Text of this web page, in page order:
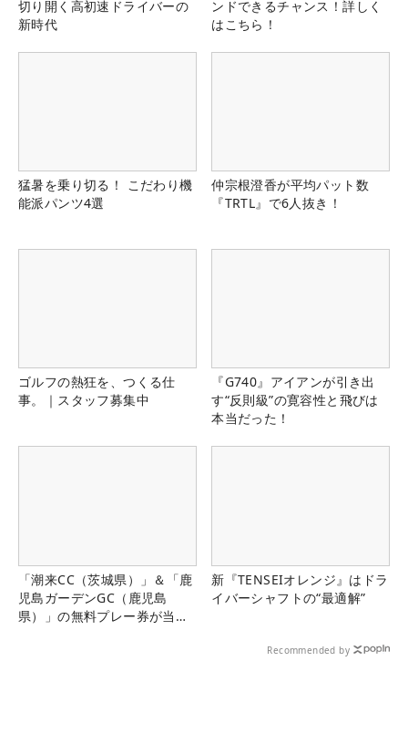
切り開く高初速ドライバーの
新時代
ンドできるチャンス！詳しく
はこちら！
猛暑を乗り切る！ こだわり機
能派パンツ4選
仲宗根澄香が平均パット数
『TRTL』で6人抜き！
ゴルフの熱狂を、つくる仕
事。｜スタッフ募集中
『G740』アイアンが引き出
す“反則級”の寛容性と飛びは
本当だった！
「潮来CC（茨城県）」＆「鹿
児島ガーデンGC（鹿児島
県）」の無料プレー券が当た
新『TENSEIオレンジ』はドラ
イバーシャフトの“最適解”
Recommended by